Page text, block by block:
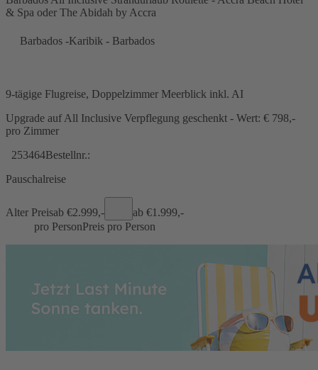
& Spa oder The Abidah by Accra
Barbados -Karibik - Barbados
9-tägige Flugreise, Doppelzimmer Meerblick inkl. AI
Upgrade auf All Inclusive Verpflegung geschenkt - Wert: € 798,-
pro Zimmer
253464Bestellnr.:
Pauschalreise
Alter Preisab €2.999,- ab €1.999,-
pro PersonPreis pro Person